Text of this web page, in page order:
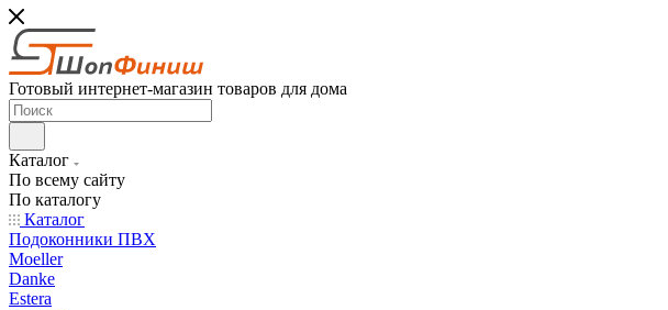
Готовый интернет-магазин товаров для дома
Каталог
По всему сайту
По каталогу
Каталог
Подоконники ПВХ
Moeller
Danke
Estera